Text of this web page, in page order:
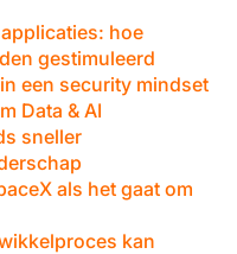
hoe
gestimuleerd
een security mindset
Data & AI
sneller
als het gaat om
kan